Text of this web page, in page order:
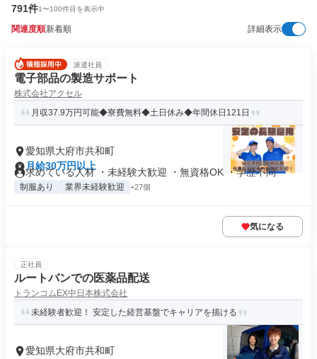
791件1〜100件目を表示中
関連度順新着順 詳細表示
派遣社員
電子部品の製造サポート
株式会社アクセル
月収37.9万円可能◆寮費無料◆土日休み◆年間休日121日
愛知県大府市共和町
月給30万円以上
求めている人材 ・未経験大歓迎 ・無資格OK ・学歴不問
制服あり 業界未経験歓迎 +27個
気になる
正社員
ルートバンでの医薬品配送
トランコムEX中日本株式会社
未経験者歓迎！ 安定した経営基盤でキャリアを描ける
愛知県大府市共和町